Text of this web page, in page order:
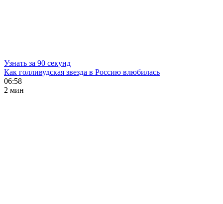
Узнать за 90 секунд
Как голливудская звезда в Россию влюбилась
06:58
2 мин